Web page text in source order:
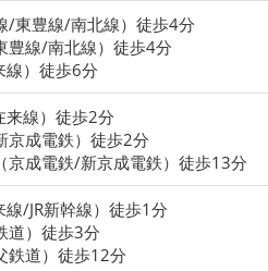
/東豊線/南北線）徒歩4分
豊線/南北線）徒歩4分
線）徒歩6分
来線）徒歩2分
京成電鉄）徒歩2分
京成電鉄/新京成電鉄）徒歩13分
線/JR新幹線）徒歩1分
道）徒歩3分
鉄道）徒歩12分